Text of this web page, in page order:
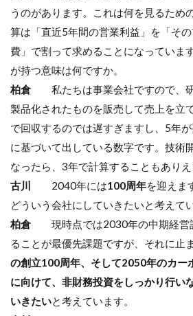
うのがあります。これは何を見るため
算は「直近5年間の営業利益」を「そ
費」で割って求めることになっています
が持つ意味は何ですか。
柏倉私たちは事業会社ですので、研
製品化されたものを販売して売上を立
で回収するのでは遅すぎますし、5年
に基づいて出している数字です。技術
なったら、3年で計算することもありえ
古川
2040年には100周年を迎えま
どういう会社にしていきたいと考えて
柏倉現時点では2030年の中期経営
ることが最優先課題ですが、それに止
の創立100周年、そして2050年のカー
に向けて、非財務投資をしっかり行い
いきたいと考えています。